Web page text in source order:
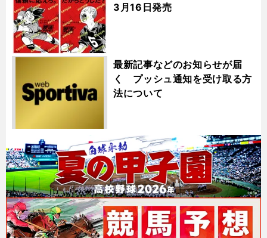
3月16日発売
最新記事などのお知らせが届
く プッシュ通知を受け取る方
法について